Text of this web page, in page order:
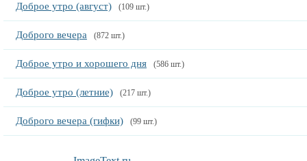
Доброе утро (август) (109 шт.)
Доброго вечера (872 шт.)
Доброе утро и хорошего дня (586 шт.)
Доброе утро (летние) (217 шт.)
Доброго вечера (гифки) (99 шт.)